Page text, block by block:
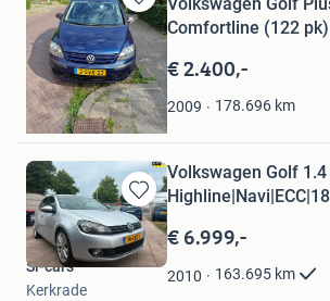
Bewaren
in
Mijn
Favorieten
Comfortline (122 pk)
€ 2.400,-
2009 178.696 km
Kevin
Leeuwarden
Bewaren
in
Mijn
Favorieten
Volkswagen Golf 1.4
€ 6.999,-
2010 163.695 km
Sl-cars
Kerkrade